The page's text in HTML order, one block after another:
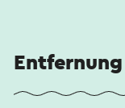
Entfernung